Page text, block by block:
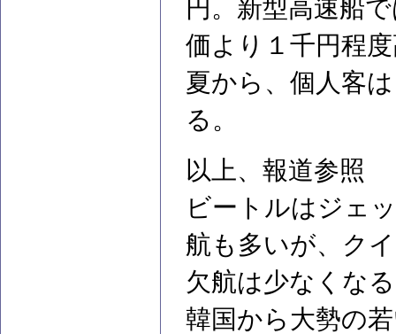
円。新型高速船
価より１千円程
夏から、個人客
る。
以上、報道参照
ビートルはジェ
航も多いが、ク
欠航は少なくな
韓国から大勢の